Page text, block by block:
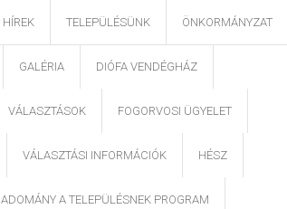
HÍREK TELEPÜLÉSÜNK ÖNKORMÁNYZAT
GALÉRIA DIÓFA VENDÉGHÁZ
VÁLASZTÁSOK FOGORVOSI ÜGYELET
VÁLASZTÁSI INFORMÁCIÓK HÉSZ
ADOMÁNY A TELEPÜLÉSNEK PROGRAM